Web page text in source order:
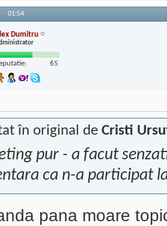
01:54
Dumitru
65
în original de Cristi
pur - a facut
ca n-a participat
pana moare